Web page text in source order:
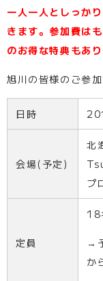
一人一人としっか
きます。参加費は
のお得な特典もあ
旭川の皆様のご参
日時
会場(予定)
北
プ
定員
18
→
か